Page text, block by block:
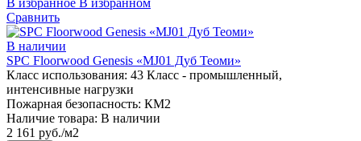
В избранное В избранном
Сравнить
В наличии
SPC Floorwood Genesis «MJ01 Дуб Теоми»
Класс использования: 43 Класс - промышленный,
интенсивные нагрузки
Пожарная безопасность: КМ2
Наличие товара: В наличии
2 161 руб./м2